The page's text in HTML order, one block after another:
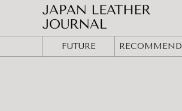
FUTURE RECOMMEND